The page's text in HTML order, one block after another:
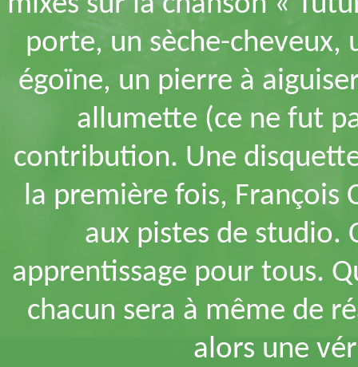
porte, un sèche-cheveux,
égoïne, un pierre à
allumette (ce ne fut
contribution. Une
la première fois, François
aux pistes de studio.
apprentissage pour tous.
chacun sera à même de
alors une